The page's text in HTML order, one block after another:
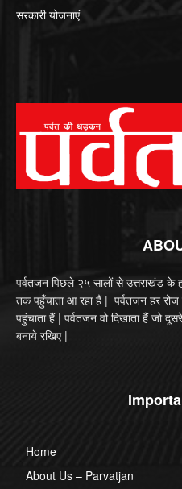
सरकारी योजनाएं
पर्वतजन पिछले २५ सालों से उत्तराखंड के
तक पहुँचाता आ रहा हैं | पर्वतजन हर
पहुंचाता हैं | पर्वतजन वो दिखाता हैं जो
बनाये रखिए |
Home
About Us – Parvatjan